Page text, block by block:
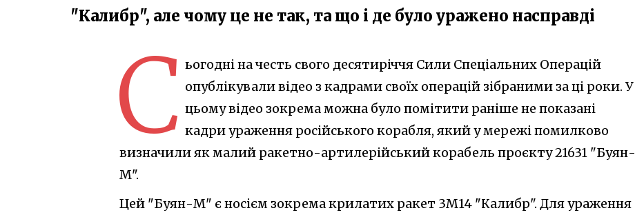
"Калибр", але чому це не так, та що і де було уражено насправді
С ьогодні на честь свого десятиріччя Сили Спеціальних Операцій
опублікували відео з кадрами своїх операцій зібраними за ці роки. У
цьому відео зокрема можна було помітити раніше не показані
кадри ураження російського корабля, який у мережі помилково
визначили як малий ракетно-артилерійський корабель проєкту 21631 "Буян-
М".
Цей "Буян-М" є носієм зокрема крилатих ракет 3М14 "Калибр". Для ураження